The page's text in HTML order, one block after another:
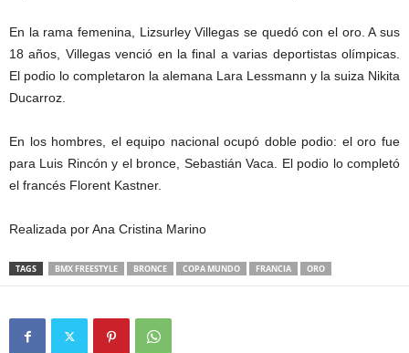
En la rama femenina, Lizsurley Villegas se quedó con el oro. A sus
18 años, Villegas venció en la final a varias deportistas olímpicas.
El podio lo completaron la alemana Lara Lessmann y la suiza Nikita
Ducarroz.
En los hombres, el equipo nacional ocupó doble podio: el oro fue
para Luis Rincón y el bronce, Sebastián Vaca. El podio lo completó
el francés Florent Kastner.
Realizada por Ana Cristina Marino
TAGS BMX FREESTYLE BRONCE COPA MUNDO FRANCIA ORO